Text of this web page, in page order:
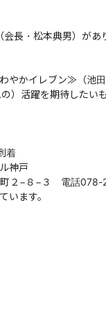
長・松本典男）があ
やかイレブン≫（池
）活躍を期待したい
着
戸
電話078-
ます。